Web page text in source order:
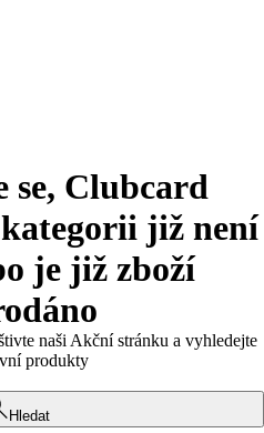
se, Clubcard
již není
je již zboží
naši Akční stránku a vyhledejte
produkty
Hledat